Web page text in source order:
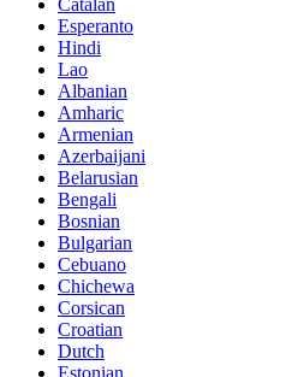
Catalan
Esperanto
Hindi
Lao
Albanian
Amharic
Armenian
Azerbaijani
Belarusian
Bengali
Bosnian
Bulgarian
Cebuano
Chichewa
Corsican
Croatian
Dutch